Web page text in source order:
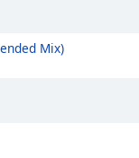
Mix)